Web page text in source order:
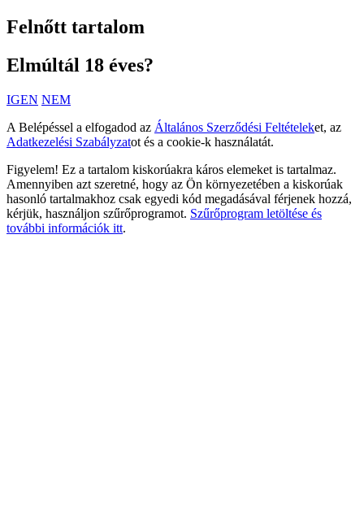
Felnőtt tartalom
Elmúltál 18 éves?
IGEN NEM
A Belépéssel a elfogadod az Általános Szerződési Feltételeket, az
Adatkezelési Szabályzatot és a cookie-k használatát.
Figyelem! Ez a tartalom kiskorúakra káros elemeket is tartalmaz.
Amennyiben azt szeretné, hogy az Ön környezetében a kiskorúak
hasonló tartalmakhoz csak egyedi kód megadásával férjenek hozzá,
kérjük, használjon szűrőprogramot. Szűrőprogram letöltése és
további információk itt.